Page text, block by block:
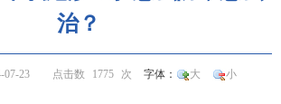
治？
07-23 点击数 1775 次 字体： 大 小